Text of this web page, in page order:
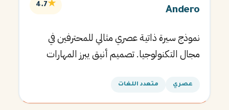
Andero
★
4.7
نموذج سيرة ذاتية عصري مثالي للمحترفين في
مجال التكنولوجيا. تصميم أنيق يبرز المهارات
عصري متعدد اللغات